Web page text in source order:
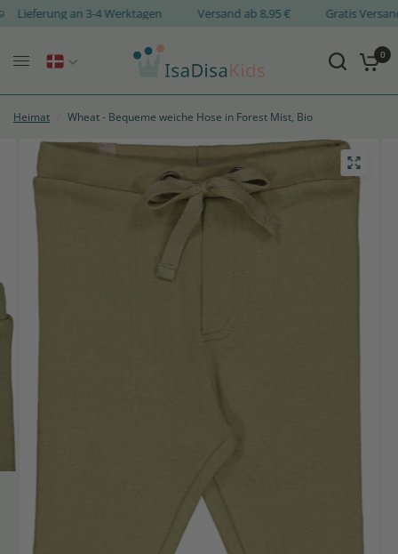
Lieferung an 3-4 Werktagen Versand ab 8,95 € Gratis
0
Heimat Wheat - Bequeme weiche Hose in Forest Mist, Bio